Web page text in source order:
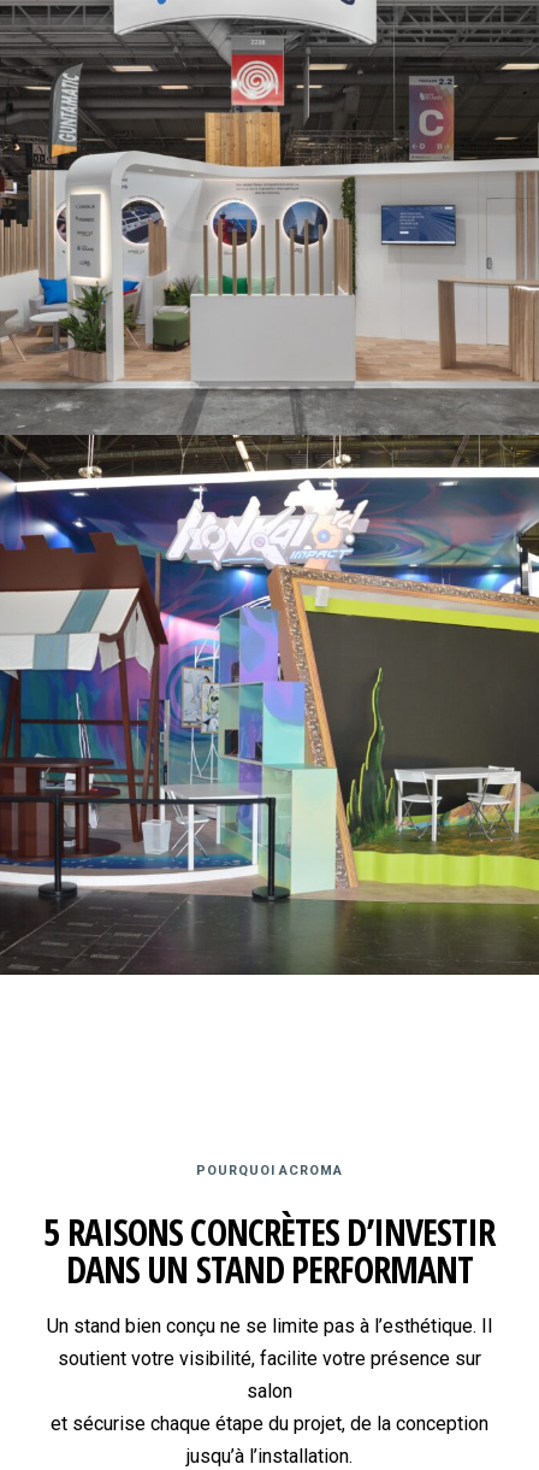
POURQUOI ACROMA
5 RAISONS CONCRÈTES D’INVESTIR
DANS UN STAND PERFORMANT
Un stand bien conçu ne se limite pas à l’esthétique. Il
soutient votre visibilité, facilite votre présence sur
salon
et sécurise chaque étape du projet, de la conception
jusqu’à l’installation.